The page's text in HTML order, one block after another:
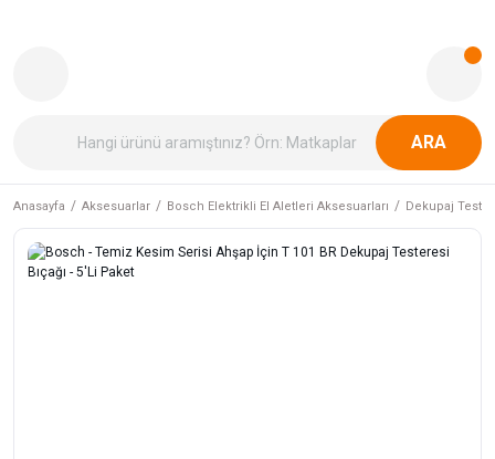
ARA
Anasayfa Aksesuarlar Bosch Elektrikli El Aletleri Aksesuarları Dekupaj